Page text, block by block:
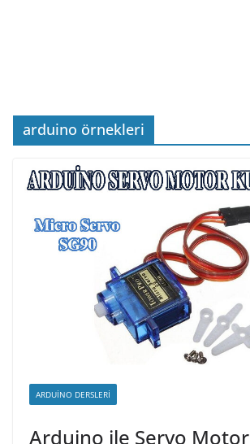
arduino örnekleri
ARDUINO DERSLERI
Arduino ile Servo Motor